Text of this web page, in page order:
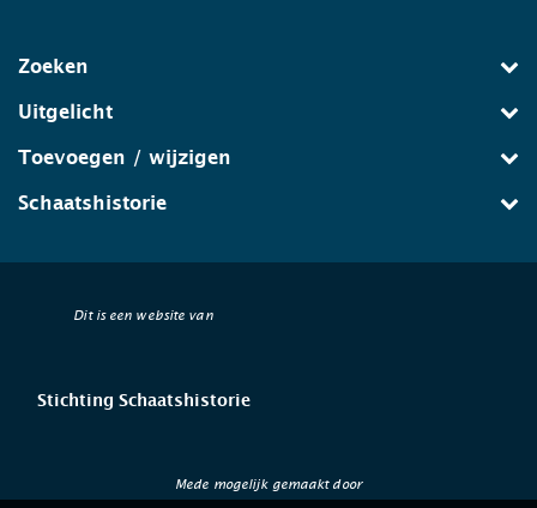
Zoeken
Uitgelicht
Toevoegen / wijzigen
Schaatshistorie
Dit is een website van
Stichting Schaatshistorie
Mede mogelijk gemaakt door